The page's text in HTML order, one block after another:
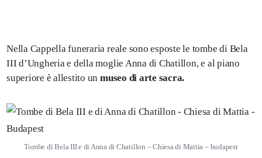
Nella Cappella funeraria reale sono esposte le tombe di Bela
III d’Ungheria e della moglie Anna di Chatillon, e al piano
superiore è allestito unmuseo di arte sacra.
Tombe di Bela III e di Anna di Chatillon – Chiesa di Mattia – budapest